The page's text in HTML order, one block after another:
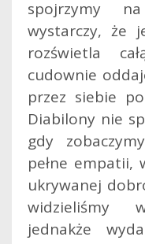
spojrzymy
wystarczy, że
rozświetla
cudownie
przez siebie
Diabilony nie
gdy
pełne empatii,
ukrywanej
widzieliśmy
jednakże